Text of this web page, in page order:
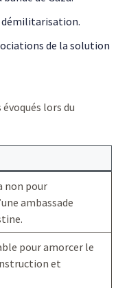
démilitarisation.
de la solution
lors du
non pour
ambassade
pour amorcer le
et